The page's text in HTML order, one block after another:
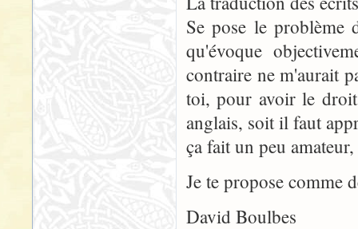
Se pose le problème
qu'évoque
contraire ne m'aurait
toi, pour avoir le
anglais, soit il faut
ça fait un peu
Je te propose comme
David Boulbes